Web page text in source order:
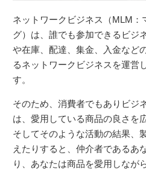
ネットワークビジネス（MLM：
グ）は、誰でも参加できるビジ
や在庫、配達、集金、入金など
るネットワークビジネスを運営
す。
そのため、消費者でもありビジ
は、愛用している商品の良さを
そしてそのような活動の結果、
えたりすると、仲介者であるあ
り、あなたは商品を愛用しなが